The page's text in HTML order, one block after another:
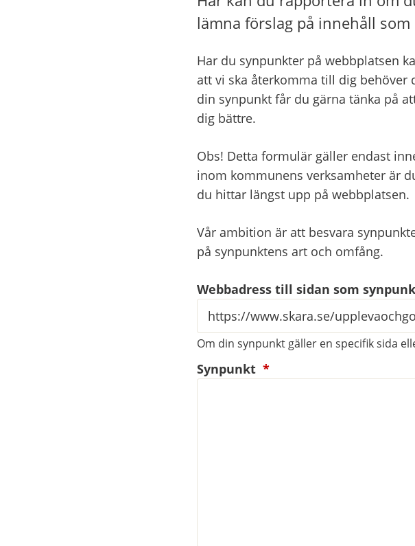
lämna förslag på innehåll
Har du synpunkter på webbplatsen
att vi ska återkomma till dig
din synpunkt får du gärna tänka på
dig bättre.
Obs! Detta formulär gäller endast
inom kommunens verksamheter är
du hittar längst upp på webbplatsen.
Vår ambition är att besvara
på synpunktens art och omfång.
Webbadress till sidan som
Om din synpunkt gäller en specifik sida
Synpunkt *(obligatorisk)